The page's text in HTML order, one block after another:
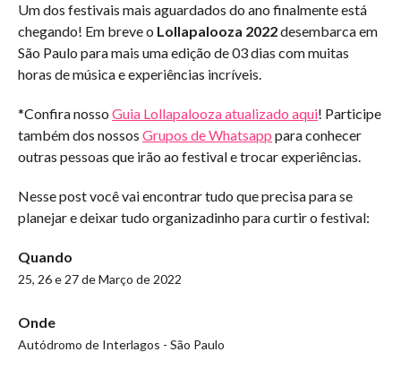
Um dos festivais mais aguardados do ano finalmente está
chegando! Em breve o Lollapalooza 2022desembarca em
São Paulo para mais uma edição de 03 dias com muitas
horas de música e experiências incríveis.
*Confira nosso Guia Lollapalooza atualizado aqui! Participe
também dos nossos Grupos de Whatsapp para conhecer
outras pessoas que irão ao festival e trocar experiências.
Nesse post você vai encontrar tudo que precisa para se
planejar e deixar tudo organizadinho para curtir o festival:
Quando
25, 26 e 27 de Março de 2022
Onde
Autódromo de Interlagos - São Paulo